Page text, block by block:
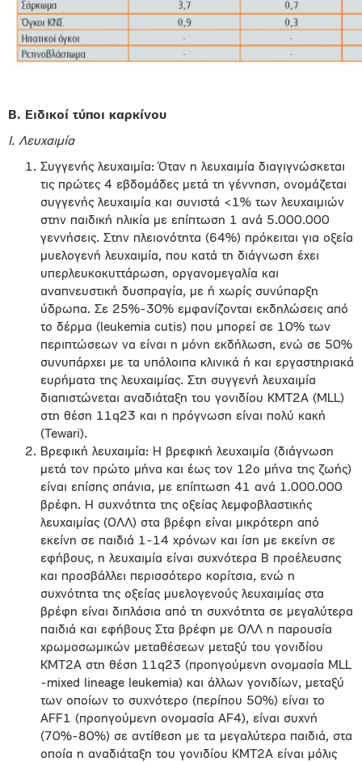
Β. Ειδικοί τύποι καρκίνου
Ι. Λευχαιμία
Συγγενής λευχαιμία: Όταν η λευχαιμία διαγιγνώσκεται
τις πρώτες 4 εβδομάδες μετά τη γέννηση, ονομάζεται
συγγενής λευχαιμία και συνιστά <1% των λευχαιμιών
στην παιδική ηλικία με επίπτωση 1 ανά 5.000.000
γεννήσεις. Στην πλειονότητα (64%) πρόκειται για οξεία
μυελογενή λευχαιμία, που κατά τη διάγνωση έχει
υπερλευκοκυττάρωση, οργανομεγαλία και
αναπνευστική δυσπραγία, με ή χωρίς συνύπαρξη
ύδρωπα. Σε 25%-30% εμφανίζονται εκδηλώσεις από
το δέρμα (leukemia cutis) που μπορεί σε 10% των
περιπτώσεων να είναι η μόνη εκδήλωση, ενώ σε 50%
συνυπάρχει με τα υπόλοιπα κλινικά ή και εργαστηριακά
ευρήματα της λευχαιμίας. Στη συγγενή λευχαιμία
διαπιστώνεται αναδιάταξη του γονιδίου ΚΜΤ2Α (MLL)
στη θέση 11q23 και η πρόγνωση είναι πολύ κακή
(Tewari).
Βρεφική λευχαιμία: H βρεφική λευχαιμία (διάγνωση
μετά τον πρώτο μήνα και έως τον 12ο μήνα της ζωής)
είναι επίσης σπάνια, με επίπτωση 41 ανά 1.000.000
βρέφη. Η συχνότητα της οξείας λεμφοβλαστικής
λευχαιμίας (ΟΛΛ) στα βρέφη είναι μικρότερη από
εκείνη σε παιδιά 1-14 χρόνων και ίση με εκείνη σε
εφήβους, η λευχαιμία είναι συχνότερα Β προέλευσης
και προσβάλλει περισσότερο κορίτσια, ενώ η
συχνότητα της οξείας μυελογενούς λευχαιμίας στα
βρέφη είναι διπλάσια από τη συχνότητα σε μεγαλύτερα
παιδιά και εφήβους Στα βρέφη με ΟΛΛ η παρουσία
χρωμοσωμικών μεταθέσεων μεταξύ του γονιδίου
ΚΜΤ2Α στη θέση 11q23 (προηγούμενη ονομασία MLL
-mixed lineage leukemia) και άλλων γονιδίων, μεταξύ
των οποίων το συχνότερο (περίπου 50%) είναι το
ΑFF1 (προηγούμενη ονομασία AF4), είναι συχνή
(70%-80%) σε αντίθεση με τα μεγαλύτερα παιδιά, στα
οποία η αναδιάταξη του γονιδίου ΚΜΤ2Α είναι μόλις